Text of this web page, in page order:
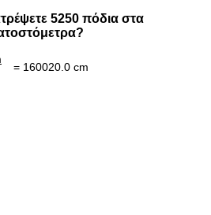
5250 πόδια στα
= 160020.0 cm